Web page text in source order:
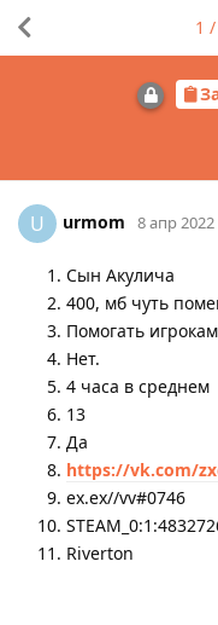
1 /
U urmom 8 апр 2022
Сын Акулича
400, мб чуть
Помогать
Нет.
4 часа в среднем
13
Да
https://vk.com/
ex.ex//vv#0746
Riverton